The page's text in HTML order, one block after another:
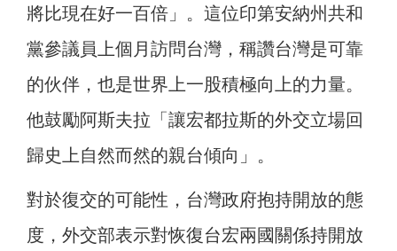
將比現在好一百倍」。這位印第安納州共和
黨參議員上個月訪問台灣，稱讚台灣是可靠
的伙伴，也是世界上一股積極向上的力量。
他鼓勵阿斯夫拉「讓宏都拉斯的外交立場回
歸史上自然而然的親台傾向」。
對於復交的可能性，台灣政府抱持開放的態
度，外交部表示對恢復台宏兩國關係持開放